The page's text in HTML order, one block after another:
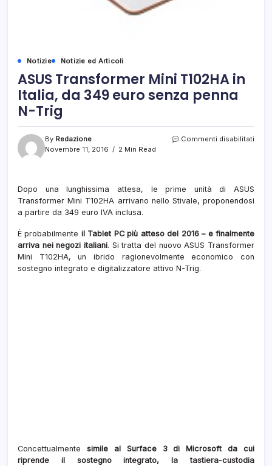
Notizie Notizie ed Articoli
ASUS Transformer Mini T102HA in
Italia, da 349 euro senza penna
N-Trig
By Redazione
Novembre 11, 2016
2 Min Read
Commenti disabilitati
euro
Dopo una lunghissima attesa, le prime unità di ASUS
Transformer Mini T102HA arrivano nello Stivale, proponendosi
a partire da 349 euro IVA inclusa.
È probabilmente il Tablet PC più atteso del 2016 – e finalmente
arriva nei negozi italiani. Si tratta del nuovo ASUS Transformer
Mini T102HA, un ibrido ragionevolmente economico con
sostegno integrato e digitalizzatore attivo N-Trig.
Concettualmente simile al Surface 3 di Microsoft da cui
riprende il sostegno integrato, la tastiera-custodia